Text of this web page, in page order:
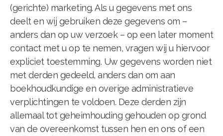
(gerichte) marketing. Als u gegevens met ons
deelt en wij gebruiken deze gegevens om –
anders dan op uw verzoek – op een later moment
contact met u op te nemen, vragen wij u hiervoor
expliciet toestemming. Uw gegevens worden niet
met derden gedeeld, anders dan om aan
boekhoudkundige en overige administratieve
verplichtingen te voldoen. Deze derden zijn
allemaal tot geheimhouding gehouden op grond
van de overeenkomst tussen hen en ons of een